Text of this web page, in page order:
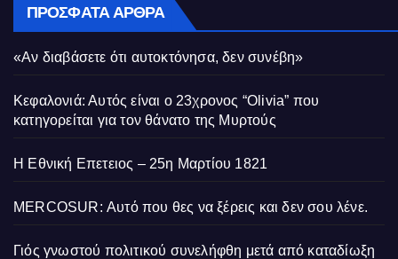
ΠΡΌΣΦΑΤΑ ΆΡΘΡΑ
«Αν διαβάσετε ότι αυτοκτόνησα, δεν συνέβη»
Κεφαλονιά: Αυτός είναι ο 23χρονος “Olivia” που
κατηγορείται για τον θάνατο της Μυρτούς
Η Εθνική Επετειος – 25η Μαρτίου 1821
MERCOSUR: Αυτό που θες να ξέρεις και δεν σου λένε.
Γιός γνωστού πολιτικού συνελήφθη μετά από καταδίωξη